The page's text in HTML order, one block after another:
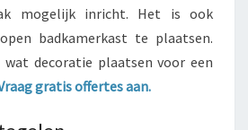
mogelijk inricht. Het is ook
badkamerkast te plaatsen.
decoratie plaatsen voor een
gratis offertes aan.